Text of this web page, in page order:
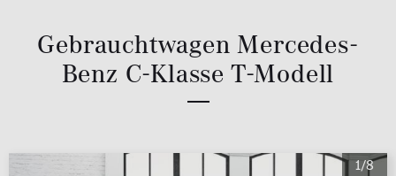
Gebrauchtwagen Mercedes-
Benz C-Klasse T-Modell
1/8